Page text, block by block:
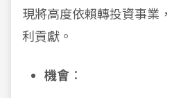
現將高度依賴轉投資事業
利貢獻。
機會 ：